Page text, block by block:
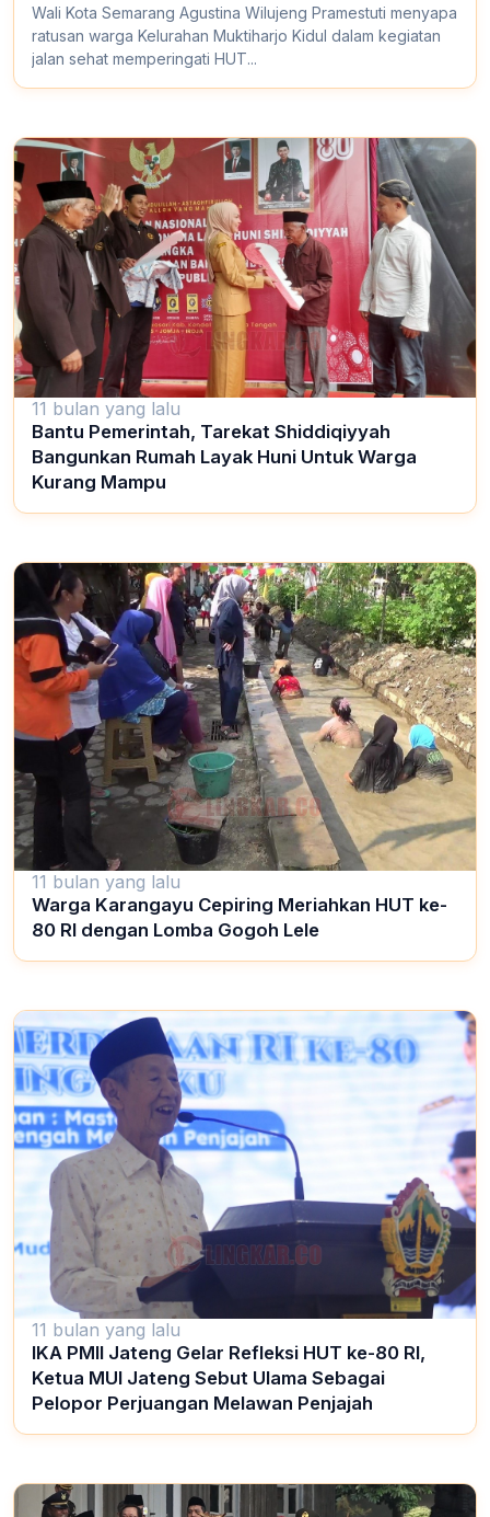
Wali Kota Semarang Agustina Wilujeng Pramestuti menyapa
ratusan warga Kelurahan Muktiharjo Kidul dalam kegiatan
jalan sehat memperingati HUT...
11 bulan yang lalu
Bantu Pemerintah, Tarekat Shiddiqiyyah
Bangunkan Rumah Layak Huni Untuk Warga
Kurang Mampu
11 bulan yang lalu
Warga Karangayu Cepiring Meriahkan HUT ke-
80 RI dengan Lomba Gogoh Lele
11 bulan yang lalu
IKA PMII Jateng Gelar Refleksi HUT ke-80 RI,
Ketua MUI Jateng Sebut Ulama Sebagai
Pelopor Perjuangan Melawan Penjajah